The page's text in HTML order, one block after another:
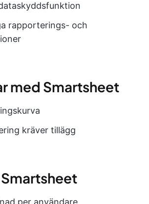
rapporterings- och
med Smartsheet
kräver tillägg
per användare